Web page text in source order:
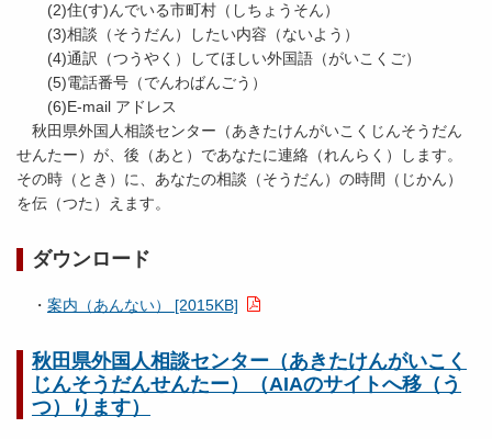
(2)住(す)んでいる市町村（しちょうそん）
(3)相談（そうだん）したい内容（ないよう）
(4)通訳（つうやく）してほしい外国語（がいこくご）
(5)電話番号（でんわばんごう）
(6)E-mail アドレス
秋田県外国人相談センター（あきたけんがいこくじんそうだん
せんたー）が、後（あと）であなたに連絡（れんらく）します。
その時（とき）に、あなたの相談（そうだん）の時間（じかん）
を伝（つた）えます。
ダウンロード
・ 案内（あんない） [2015KB]
秋田県外国人相談センター（あきたけんがいこく
じんそうだんせんたー）（AIAのサイトへ移（う
つ）ります）